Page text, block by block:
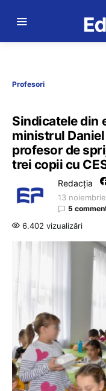
Profesori
Sindicatele din
ministrul
profesor de
trei copii cu
Redacția
13
5
6.402 vizualizări